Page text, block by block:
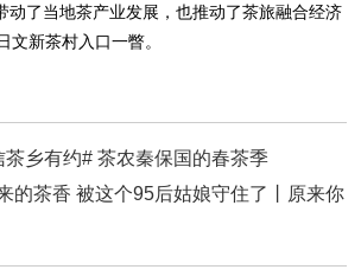
动了当地茶产业发展，也推动了茶旅融合经济
文新茶村入口一瞥。
茶乡有约# 茶农秦保国的春茶季
的茶香 被这个95后姑娘守住了丨原来你